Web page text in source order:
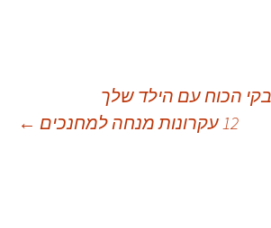
הכוח עם הילד שלך
12 עקרונות מנחה למחנכים
←